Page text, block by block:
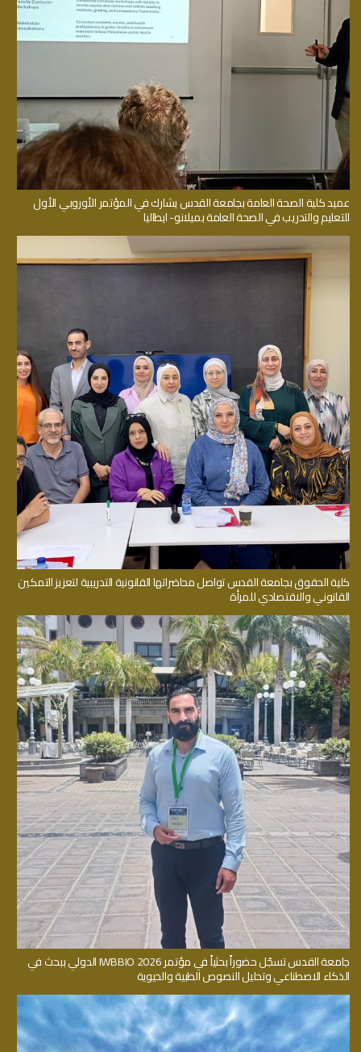
عميد كلية الصحة العامة بجامعة القدس يشارك في المؤتمر الأوروبي الأول
للتعليم والتدريب في الصحة العامة بميلانو- ايطاليا
كلية الحقوق بجامعة القدس تواصل محاضراتها القانونية التدريبية لتعزيز التمكين
القانوني والاقتصادي للمرأة
جامعة القدس تسجّل حضوراً بحثياً في مؤتمر IWBBIO 2026 الدولي ببحث في
الذكاء الاصطناعي وتحليل النصوص الطبية والحيوية